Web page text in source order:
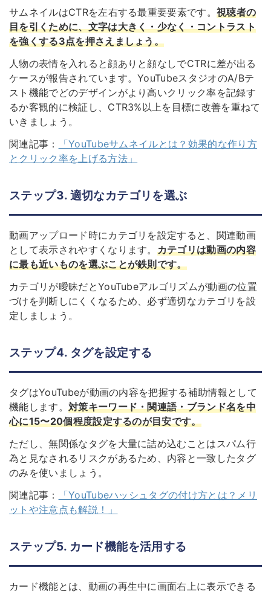
サムネイルはCTRを左右する最重要要素です。視聴者の
目を引くために、文字は大きく・少なく・コントラスト
を強くする3点を押さえましょう。
人物の表情を入れると顔ありと顔なしでCTRに差が出る
ケースが報告されています。YouTubeスタジオのA/Bテ
スト機能でどのデザインがより高いクリック率を記録す
るか客観的に検証し、CTR3%以上を目標に改善を重ねて
いきましょう。
関連記事：
「YouTubeサムネイルとは？効果的な作り方
とクリック率を上げる方法」
ステップ3. 適切なカテゴリを選ぶ
動画アップロード時にカテゴリを設定すると、関連動画
として表示されやすくなります。 カテゴリは動画の内容
に最も近いものを選ぶことが鉄則です。
カテゴリが曖昧だとYouTubeアルゴリズムが動画の位置
づけを判断しにくくなるため、必ず適切なカテゴリを設
定しましょう。
ステップ4. タグを設定する
タグはYouTubeが動画の内容を把握する補助情報として
機能します。 対策キーワード・関連語・ブランド名を中
心に15〜20個程度設定するのが目安です。
ただし、無関係なタグを大量に詰め込むことはスパム行
為と見なされるリスクがあるため、内容と一致したタグ
のみを使いましょう。
関連記事：
「YouTubeハッシュタグの付け方とは？メリ
ットや注意点も解説！」
ステップ5. カード機能を活用する
カード機能とは、動画の再生中に画面右上に表示できる